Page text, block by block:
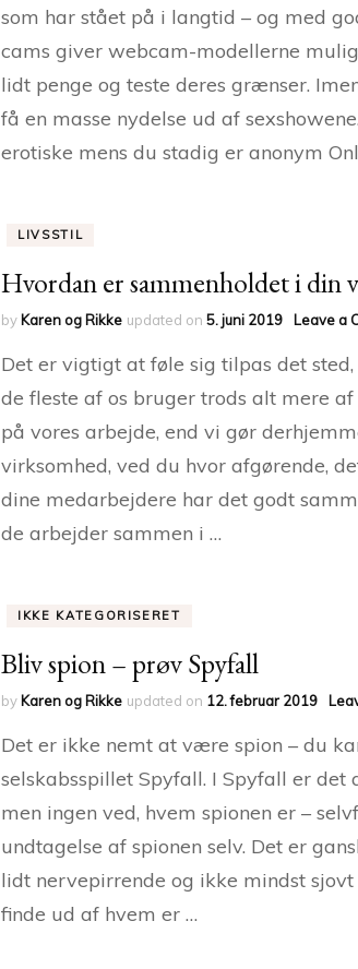
som har stået på i langtid – og med
cams giver webcam-modellerne
lidt penge og teste deres grænser.
få en masse nydelse ud af
erotiske mens du stadig er anonym
LIVSSTIL
Hvordan er sammenholdet i din
by Karen og Rikke updated on 5. juni 2019 Leave a
Det er vigtigt at føle sig tilpas det
de fleste af os bruger trods alt mere
på vores arbejde, end vi gør
virksomhed, ved du hvor afgørende,
dine medarbejdere har det godt
de arbejder sammen i …
IKKE KATEGORISERET
Bliv spion – prøv Spyfall
by Karen og Rikke updated on 12. februar 2019
Det er ikke nemt at være spion – du
selskabsspillet Spyfall. I Spyfall er det
men ingen ved, hvem spionen er –
undtagelse af spionen selv. Det er
lidt nervepirrende og ikke mindst
finde ud af hvem er …